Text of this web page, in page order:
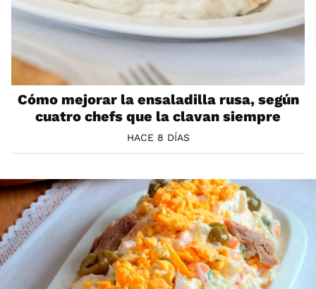
Cómo mejorar la ensaladilla rusa, según
cuatro chefs que la clavan siempre
HACE 8 DÍAS